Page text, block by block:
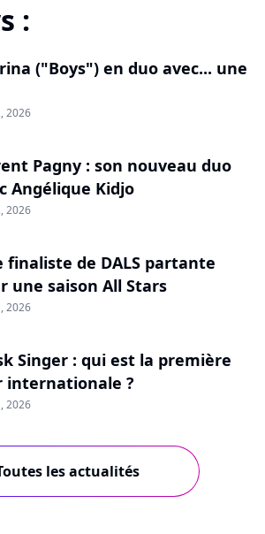
:
("Boys") en duo avec... une
2026
Pagny : son nouveau duo
Angélique Kidjo
2026
finaliste de DALS partante
une saison All Stars
2026
Singer : qui est la première
internationale ?
2026
les actualités